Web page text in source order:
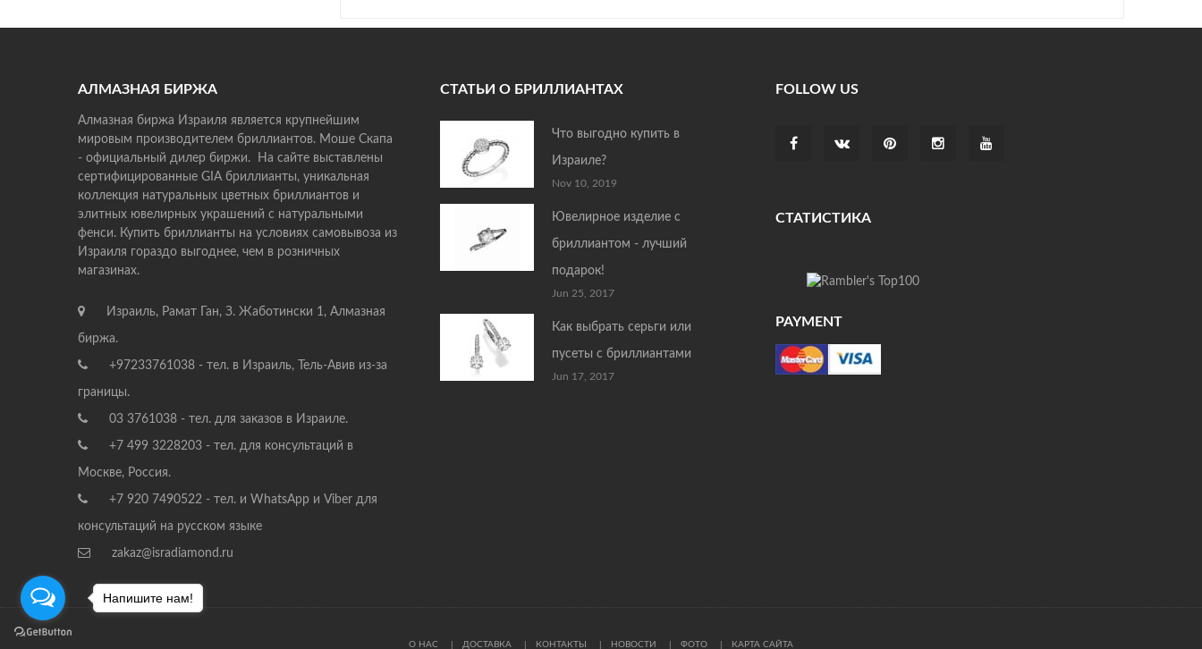
АЛМАЗНАЯ БИРЖА
Алмазная биржа Израиля является крупнейшим
мировым производителем бриллиантов. Моше Скапа
- официальный дилер биржи. На сайте выставлены
сертифицированные GIA бриллианты, уникальная
коллекция натуральных цветных бриллиантов и
элитных ювелирных украшений с натуральными
фенси. Купить бриллианты на условиях самовывоза из
Израиля гораздо выгоднее, чем в розничных
магазинах.
Израиль, Рамат Ган, З. Жаботински 1, Алмазная
биржа.
+97233761038 - тел. в Израиль, Тель-Авив из-за
границы.
03 3761038 - тел. для заказов в Израиле.
+7 499 3228203 - тел. для консультаций в
Москве, Россия.
+7 920 7490522 - тел. и WhatsApp и Viber для
консультаций на русском языке
zakaz@isradiamond.ru
СТАТЬИ О БРИЛЛИАНТАХ
Что выгодно купить в
Израиле?
Nov 10, 2019
Ювелирное изделие с
бриллиантом - лучший
подарок!
Jun 25, 2017
Как выбрать серьги или
пусеты с бриллиантами
Jun 17, 2017
FOLLOW US
СТАТИСТИКА
PAYMENT
О НАС ДОСТАВКА КОНТАКТЫ НОВОСТИ ФОТО КАРТА САЙТА
Напишите нам!